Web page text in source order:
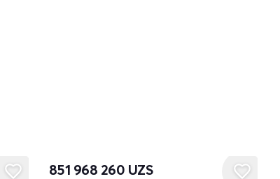
851 968 260 UZS